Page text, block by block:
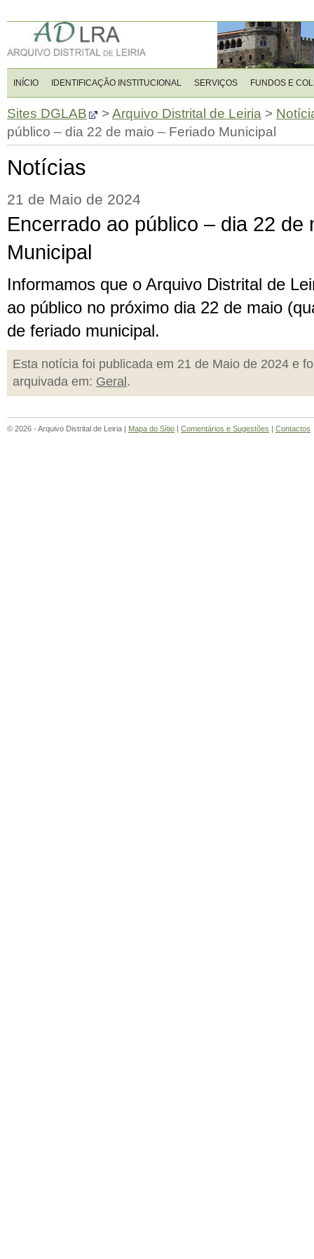
INÍCIO IDENTIFICAÇÃO INSTITUCIONAL SERVIÇOS FUNDOS E
Sites DGLAB >Arquivo Distrital de Leiria >
público – dia 22 de maio – Feriado Municipal
Notícias
21 de Maio de 2024
Encerrado ao público – dia 22 de
Municipal
Informamos que o Arquivo Distrital de
ao público no próximo dia 22 de maio
de feriado municipal.
Esta notícia foi publicada em 21 de Maio de 2024 e
arquivada em: Geral .
© 2026 - Arquivo Distrital de Leiria | Mapa do Sítio | Comentários e Sugestões | Contactos